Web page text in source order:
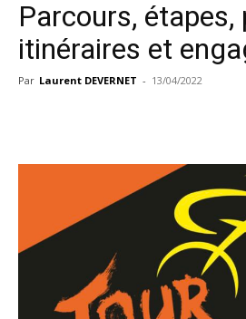
Parcours, étapes,
itinéraires et
Par Laurent DEVERNET - 13/04/2022